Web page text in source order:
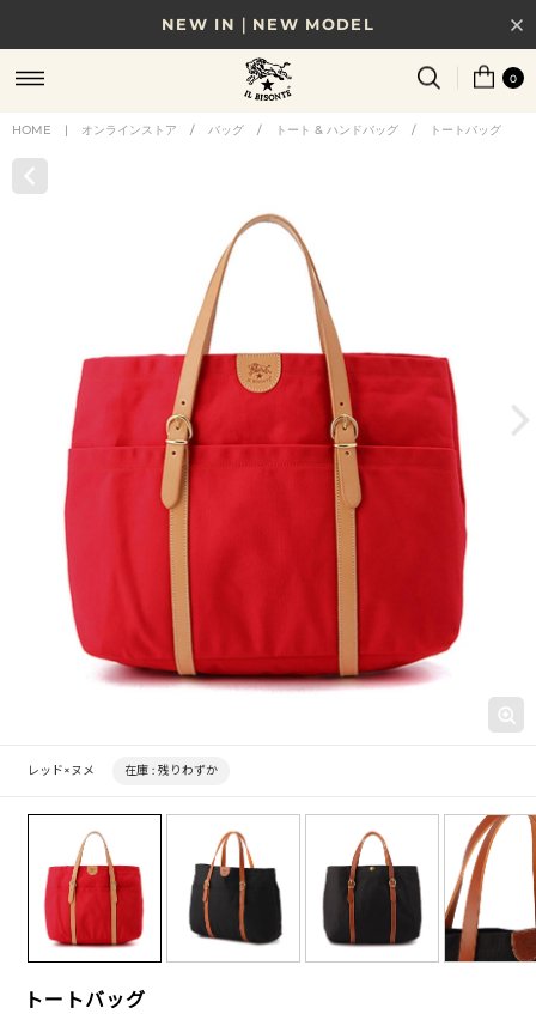
NEW IN｜NEW MODEL
8/17(月)10時まで｜税込11,000円以上で送料無料
贈る相手やシーンから選べる、新しいギフトガイド
0
HOME | オンラインストア / バッグ / トート & ハンドバッグ / トートバッグ
トートバッグ
レッド×ヌメ 在庫 : 残りわずか